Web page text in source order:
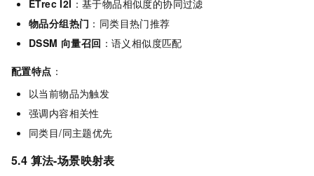
ETrec I2I ：基于物品相似度的协同过滤
物品分组热门 ：同类目热门推荐
DSSM 向量召回 ：语义相似度匹配
配置特点 ：
以当前物品为触发
强调内容相关性
同类目/同主题优先
5.4 算法-场景映射表